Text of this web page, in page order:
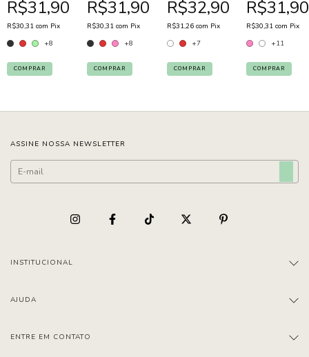
Renda no cós
e cotton fio
duplo
R$31,90
R$30,31 com Pix
+8
COMPRAR
e Microfibra
Fio Duplo
R$31,90
R$30,31 com Pix
+8
COMPRAR
Fio Duplo
R$32,90
R$31,26 com Pix
+7
COMPRAR
Com Fio
Duplo
R$31,90
R$30,31com Pix
+11
COMPRAR
ASSINE NOSSA NEWSLETTER
INSTITUCIONAL
AJUDA
ENTRE EM CONTATO